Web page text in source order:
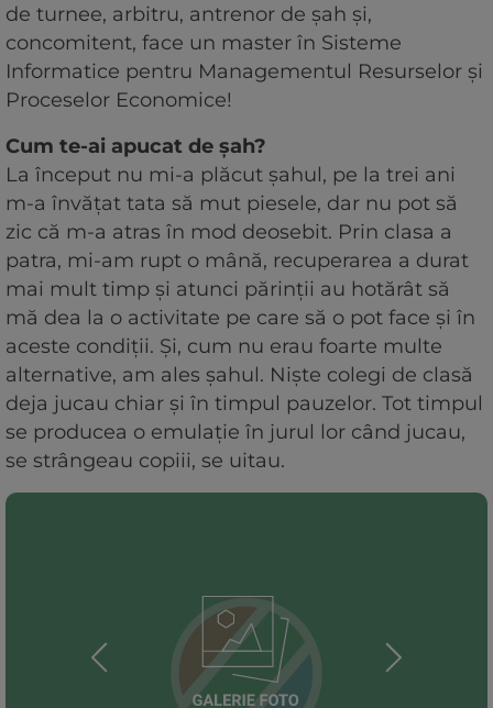
de turnee, arbitru, antrenor de șah și,
concomitent, face un master în Sisteme
Informatice pentru Managementul Resurselor și
Proceselor Economice!
Cum te-ai apucat de șah?
La început nu mi-a plăcut şahul, pe la trei ani
m-a învățat tata să mut piesele, dar nu pot să
zic că m-a atras în mod deosebit. Prin clasa a
patra, mi-am rupt o mână, recuperarea a durat
mai mult timp și atunci părinții au hotărât să
mă dea la o activitate pe care să o pot face și în
aceste condiții. Și, cum nu erau foarte multe
alternative, am ales şahul. Niște colegi de clasă
deja jucau chiar și în timpul pauzelor. Tot timpul
se producea o emulaţie în jurul lor când jucau,
se strângeau copiii, se uitau.